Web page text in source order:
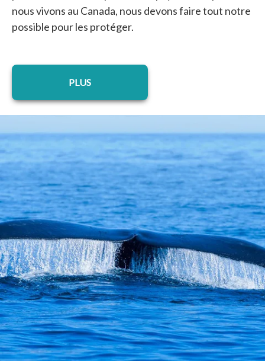
nous vivons au Canada, nous devons faire tout notre
possible pour les protéger.
PLUS